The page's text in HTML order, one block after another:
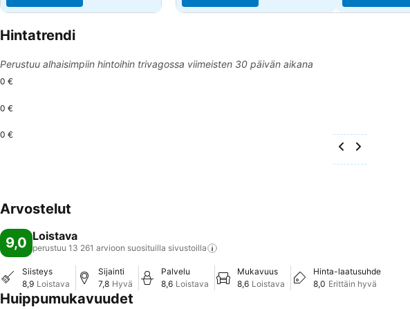
Hintatrendi
Perustuu alhaisimpiin hintoihin trivagossa viimeisten 30 päivän aikana
0 €
0 €
0 €
Arvostelut
9,0 Loistava
perustuu 13 261 arvioon suosituilla sivustoilla
Siisteys
8,9 Loistava
Sijainti
7,8 Hyvä
Palvelu
8,6 Loistava
Mukavuus
8,6 Loistava
Hinta-laatusuhde
8,0 Erittäin hyvä
Huippumukavuudet